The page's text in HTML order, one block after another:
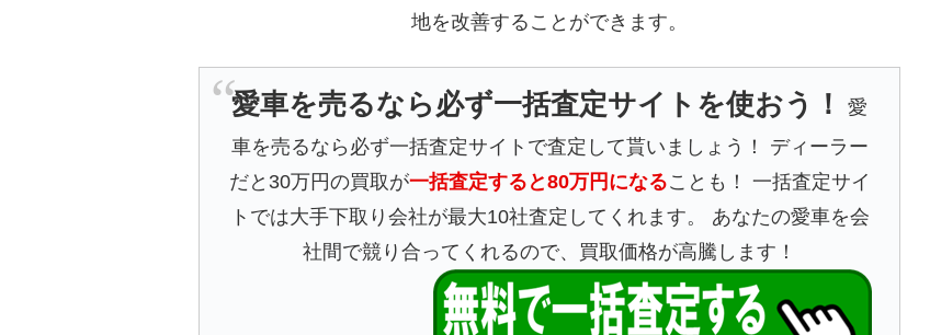
地を改善することができます。
愛車を売るなら必ず一括査定サイトを使おう！
愛
車を売るなら必ず一括査定サイトで査定して貰いましょう！ ディーラー
だと30万円の買取が一括査定すると80万円になることも！ 一括査定サイ
トでは大手下取り会社が最大10社査定してくれます。 あなたの愛車を会
社間で競り合ってくれるので、買取価格が高騰します！